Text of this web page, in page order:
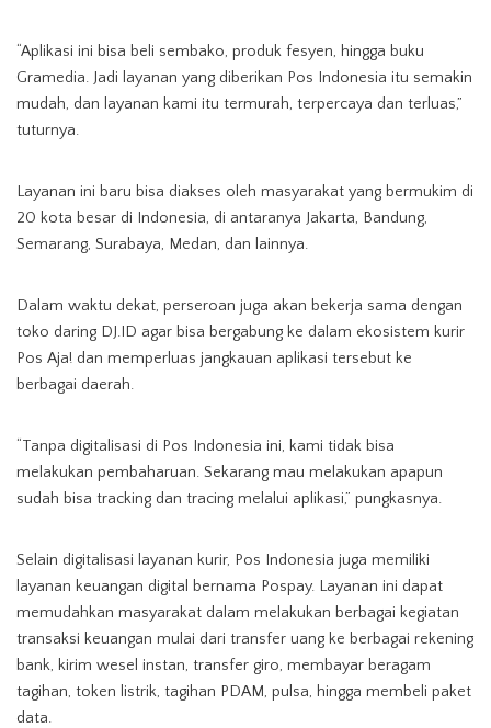
“Aplikasi ini bisa beli sembako, produk fesyen, hingga buku
Gramedia. Jadi layanan yang diberikan Pos Indonesia itu semakin
mudah, dan layanan kami itu termurah, terpercaya dan terluas,”
tuturnya.
Layanan ini baru bisa diakses oleh masyarakat yang bermukim di
20 kota besar di Indonesia, di antaranya Jakarta, Bandung,
Semarang, Surabaya, Medan, dan lainnya.
Dalam waktu dekat, perseroan juga akan bekerja sama dengan
toko daring DJ.ID agar bisa bergabung ke dalam ekosistem kurir
Pos Aja! dan memperluas jangkauan aplikasi tersebut ke
berbagai daerah.
“Tanpa digitalisasi di Pos Indonesia ini, kami tidak bisa
melakukan pembaharuan. Sekarang mau melakukan apapun
sudah bisa tracking dan tracing melalui aplikasi,” pungkasnya.
Selain digitalisasi layanan kurir, Pos Indonesia juga memiliki
layanan keuangan digital bernama Pospay. Layanan ini dapat
memudahkan masyarakat dalam melakukan berbagai kegiatan
transaksi keuangan mulai dari transfer uang ke berbagai rekening
bank, kirim wesel instan, transfer giro, membayar beragam
tagihan, token listrik, tagihan PDAM, pulsa, hingga membeli paket
data.